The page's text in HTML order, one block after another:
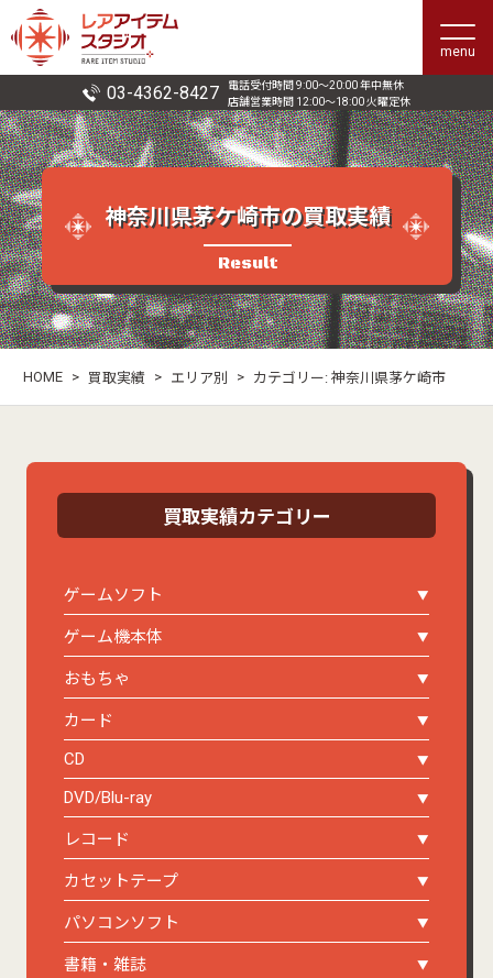
menu
03-4362-8427
電話受付時間 9:00〜20:00 年中無休
店舗営業時間 12:00〜18:00 火曜定休
神奈川県茅ケ崎市の買取実績
Result
HOME > 買取実績 > エリア別 > カテゴリー:神奈川県茅ケ崎市
買取実績カテゴリー
ゲームソフト
ゲーム機本体
おもちゃ
カード
CD
DVD/Blu-ray
レコード
カセットテープ
パソコンソフト
書籍・雑誌